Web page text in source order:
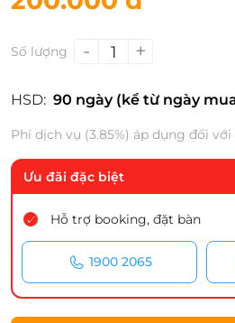
Số lượng - 1 +
HSD: 90 ngày (kể từ ngày
Phí dịch vụ (3.85%) áp dụng đối với
Ưu đãi đặc biệt
Hỗ trợ booking, đặt bàn
1900 2065